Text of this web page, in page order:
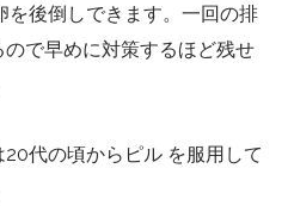
後倒しできます。一回の排
で早めに対策するほど残せ
代の頃からピル を服用して